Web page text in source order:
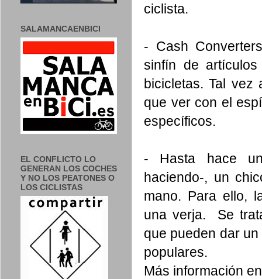
ciclista.
- Cash
sinfín de
bicicletas. Tal vez
que ver con el
específicos.
- Hasta hace
haciendo-, un
mano. Para ello,
una verja. Se
que pueden dar
populares.
Más información
SALAMANCAENBICI
EL CONFLICTO LO
GENERAN LOS COCHES
Y NO LOS PEATONES O
LOS CICLISTAS